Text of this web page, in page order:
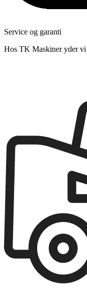
Service og garanti
Hos TK Maskiner yder